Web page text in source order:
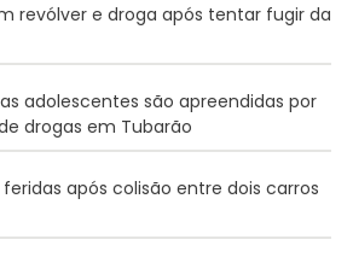
revólver e droga após tentar fugir da
adolescentes são apreendidas por
drogas em Tubarão
após colisão entre dois carros